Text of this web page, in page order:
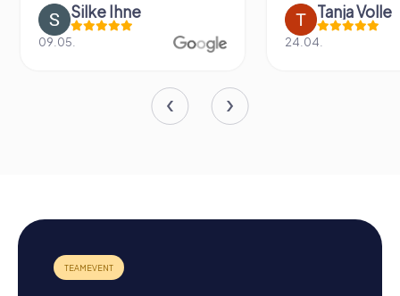
Silke Ihne
09.05.
Tanja Volle
24.04.